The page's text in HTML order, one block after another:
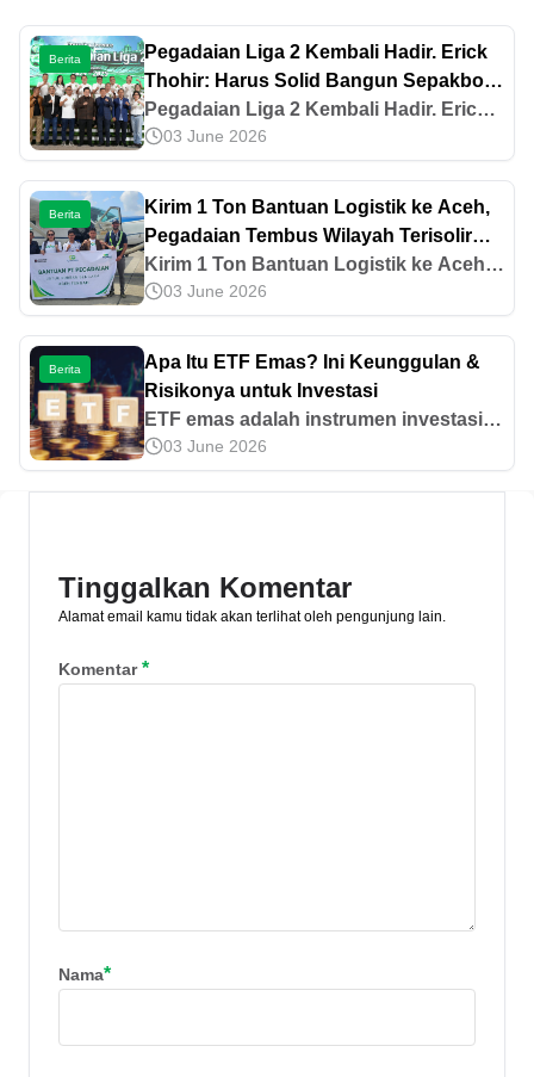
Berita
Pegadaian Liga 2 Kembali Hadir. Erick
Thohir: Harus Solid Bangun Sepakbola
Bersih
Pegadaian Liga 2 Kembali Hadir. Erick
Thohir: Harus Solid Bangun Sepakbola
Bersih
03 June 2026
Berita
Kirim 1 Ton Bantuan Logistik ke Aceh,
Pegadaian Tembus Wilayah Terisolir
Dengan Bantuan Pesawat Carter
Kirim 1 Ton Bantuan Logistik ke Aceh,
Pegadaian Tembus Wilayah Terisolir
Dengan Bantuan Pesawat Carter
03 June 2026
Berita
Apa Itu ETF Emas? Ini Keunggulan &
Risikonya untuk Investasi
ETF emas adalah instrumen investasi
berbasis emas yang diperdagangkan di
bursa saham. Pelajari keunggulan,
03 June 2026
Tinggalkan Komentar
Alamat email kamu tidak akan terlihat oleh pengunjung lain.
Komentar*
Nama*